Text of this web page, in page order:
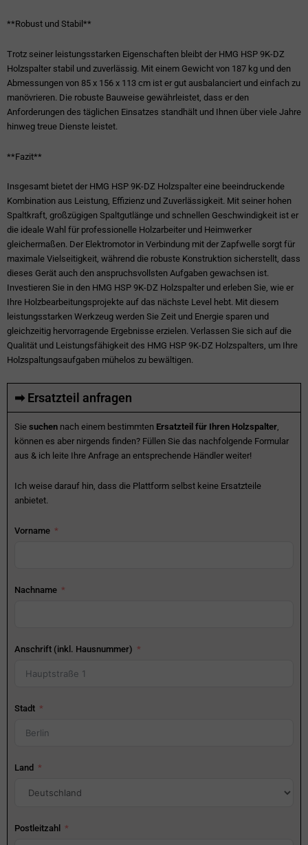
**Robust und Stabil**
Trotz seiner leistungsstarken Eigenschaften bleibt der HMG HSP 9K-DZ
Holzspalter stabil und zuverlässig. Mit einem Gewicht von 187 kg und den
Abmessungen von 85 x 156 x 113 cm ist er gut ausbalanciert und einfach zu
manövrieren. Die robuste Bauweise gewährleistet, dass er den
Anforderungen des täglichen Einsatzes standhält und Ihnen über viele Jahre
hinweg treue Dienste leistet.
**Fazit**
Insgesamt bietet der HMG HSP 9K-DZ Holzspalter eine beeindruckende
Kombination aus Leistung, Effizienz und Zuverlässigkeit. Mit seiner hohen
Spaltkraft, großzügigen Spaltgutlänge und schnellen Geschwindigkeit ist er
die ideale Wahl für professionelle Holzarbeiter und Heimwerker
gleichermaßen. Der Elektromotor in Verbindung mit der Zapfwelle sorgt für
maximale Vielseitigkeit, während die robuste Konstruktion sicherstellt, dass
dieses Gerät auch den anspruchsvollsten Aufgaben gewachsen ist.
Investieren Sie in den HMG HSP 9K-DZ Holzspalter und erleben Sie, wie er
Ihre Holzbearbeitungsprojekte auf das nächste Level hebt. Mit diesem
leistungsstarken Werkzeug werden Sie Zeit und Energie sparen und
gleichzeitig hervorragende Ergebnisse erzielen. Verlassen Sie sich auf die
Qualität und Leistungsfähigkeit des HMG HSP 9K-DZ Holzspalters, um Ihre
Holzspaltungsaufgaben mühelos zu bewältigen.
➡ Ersatzteil anfragen
Sie suchen nach einem bestimmten Ersatzteil für Ihren Holzspalter,
können es aber nirgends finden? Füllen Sie das nachfolgende Formular
aus & ich leite Ihre Anfrage an entsprechende Händler weiter!
Ich weise darauf hin, dass die Plattform selbst keine Ersatzteile
anbietet.
Vorname
Nachname
Anschrift (inkl. Hausnummer)
Stadt
Land
Postleitzahl